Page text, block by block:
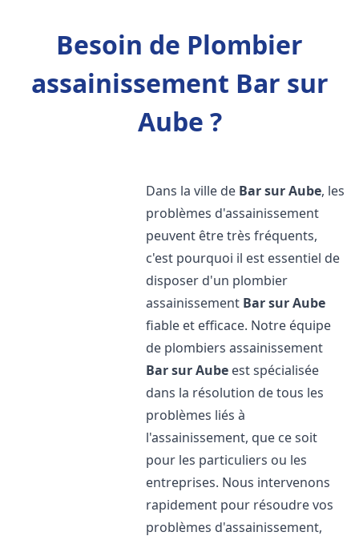
Besoin de Plombier
assainissement Bar sur
Aube ?
Dans la ville de Bar sur Aube, les
problèmes d'assainissement
peuvent être très fréquents,
c'est pourquoi il est essentiel de
disposer d'un plombier
assainissement Bar sur Aube
fiable et efficace. Notre équipe
de plombiers assainissement
Bar sur Aube est spécialisée
dans la résolution de tous les
problèmes liés à
l'assainissement, que ce soit
pour les particuliers ou les
entreprises. Nous intervenons
rapidement pour résoudre vos
problèmes d'assainissement,